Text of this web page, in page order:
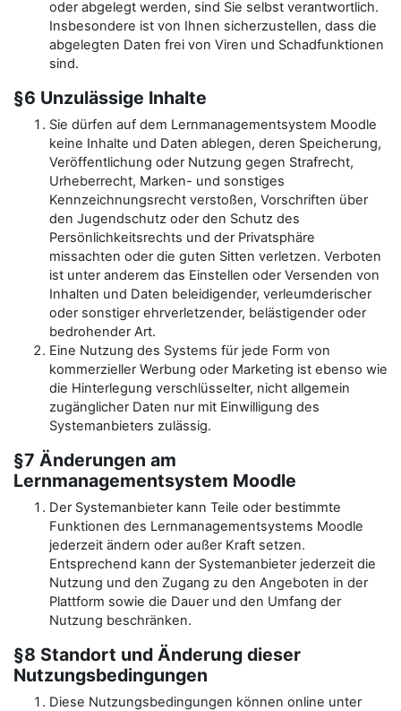
oder abgelegt werden, sind Sie selbst verantwortlich.
Insbesondere ist von Ihnen sicherzustellen, dass die
abgelegten Daten frei von Viren und Schadfunktionen
sind.
§6 Unzulässige Inhalte
Sie dürfen auf dem Lernmanagementsystem Moodle
keine Inhalte und Daten ablegen, deren Speicherung,
Veröffentlichung oder Nutzung gegen Strafrecht,
Urheberrecht, Marken- und sonstiges
Kennzeichnungsrecht verstoßen, Vorschriften über
den Jugendschutz oder den Schutz des
Persönlichkeitsrechts und der Privatsphäre
missachten oder die guten Sitten verletzen. Verboten
ist unter anderem das Einstellen oder Versenden von
Inhalten und Daten beleidigender, verleumderischer
oder sonstiger ehrverletzender, belästigender oder
bedrohender Art.
Eine Nutzung des Systems für jede Form von
kommerzieller Werbung oder Marketing ist ebenso wie
die Hinterlegung verschlüsselter, nicht allgemein
zugänglicher Daten nur mit Einwilligung des
Systemanbieters zulässig.
§7 Änderungen am
Lernmanagementsystem Moodle
Der Systemanbieter kann Teile oder bestimmte
Funktionen des Lernmanagementsystems Moodle
jederzeit ändern oder außer Kraft setzen.
Entsprechend kann der Systemanbieter jederzeit die
Nutzung und den Zugang zu den Angeboten in der
Plattform sowie die Dauer und den Umfang der
Nutzung beschränken.
§8 Standort und Änderung dieser
Nutzungsbedingungen
Diese Nutzungsbedingungen können online unter